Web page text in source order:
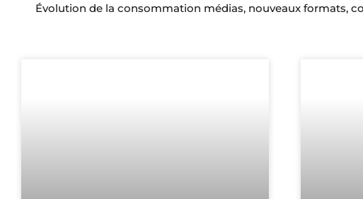
Évolution de la consommation médias, nouveaux formats,